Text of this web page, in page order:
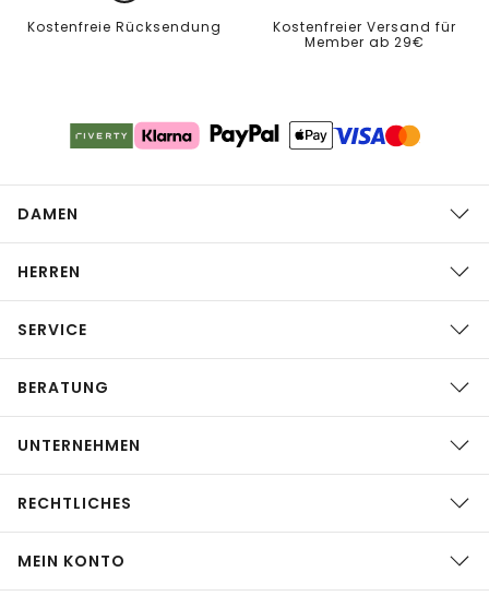
Kostenfreie Rücksendung
Kostenfreier Versand für
Member ab 29€
DAMEN
HERREN
SERVICE
BERATUNG
UNTERNEHMEN
RECHTLICHES
MEIN KONTO